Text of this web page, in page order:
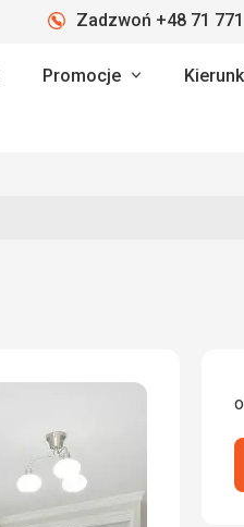
Zadzwoń +48 71
Promocje